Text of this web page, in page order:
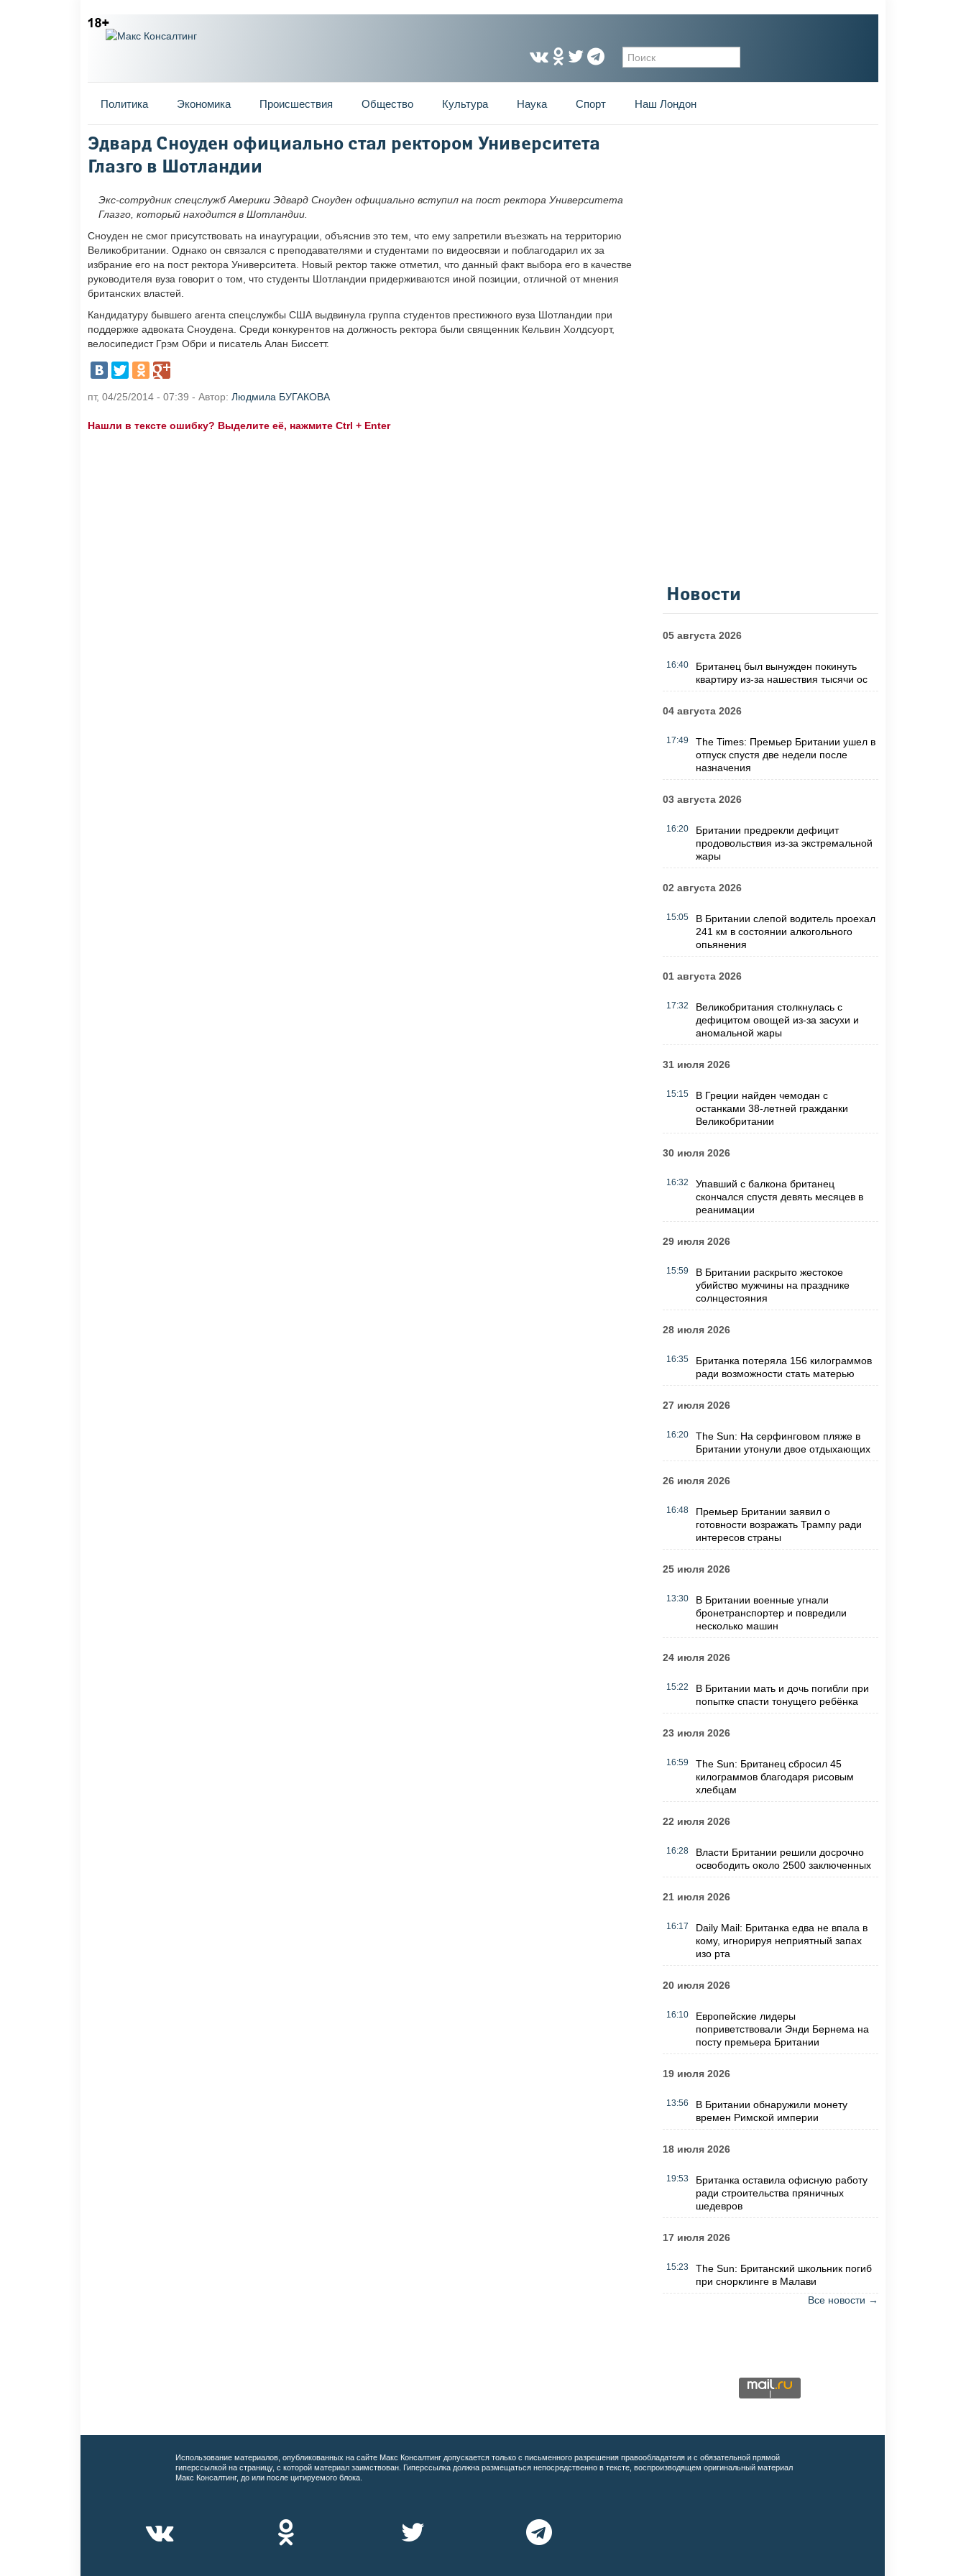
Форма поиска
Главное меню
Политика Экономика Происшествия Общество Культура Наука Спорт Наш Лондон
Вы здесь
Эдвард Сноуден официально стал ректором Университета
Глазго в Шотландии
Экс-сотрудник спецслужб Америки Эдвард Сноуден официально вступил на пост ректора Университета
Глазго, который находится в Шотландии.
Сноуден не смог присутствовать на инаугурации, объяснив это тем, что ему запретили въезжать на территорию
Великобритании. Однако он связался с преподавателями и студентами по видеосвязи и поблагодарил их за
избрание его на пост ректора Университета. Новый ректор также отметил, что данный факт выбора его в качестве
руководителя вуза говорит о том, что студенты Шотландии придерживаются иной позиции, отличной от мнения
британских властей.
Кандидатуру бывшего агента спецслужбы США выдвинула группа студентов престижного вуза Шотландии при
поддержке адвоката Сноудена. Среди конкурентов на должность ректора были священник Кельвин Холдсуорт,
велосипедист Грэм Обри и писатель Алан Биссетт.
пт, 04/25/2014 - 07:39 - Автор: Людмила БУГАКОВА
Нашли в тексте ошибку? Выделите её, нажмите Ctrl + Enter
Новости
05 августа 2026
16:40
Британец был вынужден покинуть
квартиру из-за нашествия тысячи ос
04 августа 2026
17:49
The Times: Премьер Британии ушел в
отпуск спустя две недели после
назначения
03 августа 2026
16:20
Британии предрекли дефицит
продовольствия из-за экстремальной
жары
02 августа 2026
15:05
В Британии слепой водитель проехал
241 км в состоянии алкогольного
опьянения
01 августа 2026
17:32
Великобритания столкнулась с
дефицитом овощей из-за засухи и
аномальной жары
31 июля 2026
15:15
В Греции найден чемодан с
останками 38-летней гражданки
Великобритании
30 июля 2026
16:32
Упавший с балкона британец
скончался спустя девять месяцев в
реанимации
29 июля 2026
15:59
В Британии раскрыто жестокое
убийство мужчины на празднике
солнцестояния
28 июля 2026
16:35
Британка потеряла 156 килограммов
ради возможности стать матерью
27 июля 2026
16:20
The Sun: На серфинговом пляже в
Британии утонули двое отдыхающих
26 июля 2026
16:48
Премьер Британии заявил о
готовности возражать Трампу ради
интересов страны
25 июля 2026
13:30
В Британии военные угнали
бронетранспортер и повредили
несколько машин
24 июля 2026
15:22
В Британии мать и дочь погибли при
попытке спасти тонущего ребёнка
23 июля 2026
16:59
The Sun: Британец сбросил 45
килограммов благодаря рисовым
хлебцам
22 июля 2026
16:28
Власти Британии решили досрочно
освободить около 2500 заключенных
21 июля 2026
16:17
Daily Mail: Британка едва не впала в
кому, игнорируя неприятный запах
изо рта
20 июля 2026
16:10
Европейские лидеры
поприветствовали Энди Бернема на
посту премьера Британии
19 июля 2026
13:56
В Британии обнаружили монету
времен Римской империи
18 июля 2026
19:53
Британка оставила офисную работу
ради строительства пряничных
шедевров
17 июля 2026
15:23
The Sun: Британский школьник погиб
при снорклинге в Малави
Все новости →
Использование материалов, опубликованных на сайте Макс Консалтинг допускается только с письменного разрешения правообладателя и с обязательной прямой
гиперссылкой на страницу, с которой материал заимствован. Гиперссылка должна размещаться непосредственно в тексте, воспроизводящем оригинальный материал
Макс Консалтинг, до или после цитируемого блока.